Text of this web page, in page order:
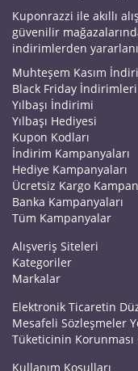
Kuponrazzi ile akıllı
güvenilir
indirimlerden
Muhteşem Kasım
Black Friday İndirimleri
Yılbaşı İndirimi
Yılbaşı Hediyesi
Kupon Kodları
İndirim Kampanyaları
Hediye Kampanyaları
Ücretsiz Kargo
Banka Kampanyaları
Tüm Kampanyalar
Alışveriş Siteleri
Kategoriler
Markalar
Elektronik Ticaretin
Mesafeli Sözleşmeler
Tüketicinin Korunması
Kullanım Koşulları